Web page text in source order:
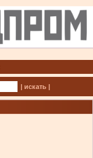
| искать |